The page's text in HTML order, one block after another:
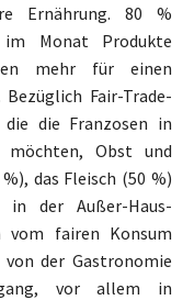
Ernährung. 80 %
im Monat Produkte
mehr für einen
Fair-Trade-
die Franzosen in
möchten, Obst und
das Fleisch (50 %)
der Außer-Haus-
vom fairen Konsum
der Gastronomie
vor allem in